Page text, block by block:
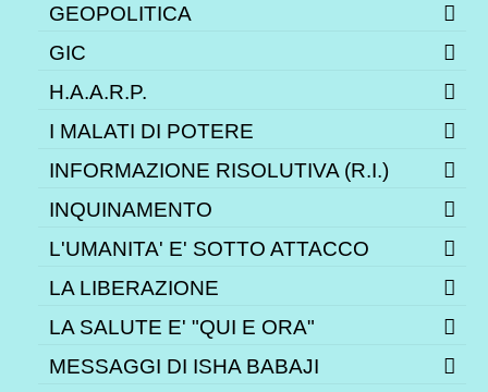
GEOPOLITICA
GIC
H.A.A.R.P.
I MALATI DI POTERE
INFORMAZIONE RISOLUTIVA (R.I.)
INQUINAMENTO
L'UMANITA' E' SOTTO ATTACCO
LA LIBERAZIONE
LA SALUTE E' "QUI E ORA"
MESSAGGI DI ISHA BABAJI